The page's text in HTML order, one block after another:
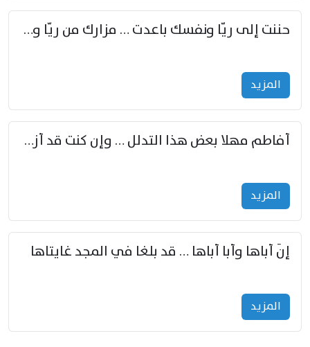
حننت إلى ريّا ونفسك باعدت … مزارك من ريّا وشعباكما معا
المزید
أفاطم مهلا بعض هذا التدلل … وإن كنت قد أزمعت صرمي فأجملي
المزید
إنّ أباها وأبا أباها … قد بلغا في المجد غايتاها
المزید